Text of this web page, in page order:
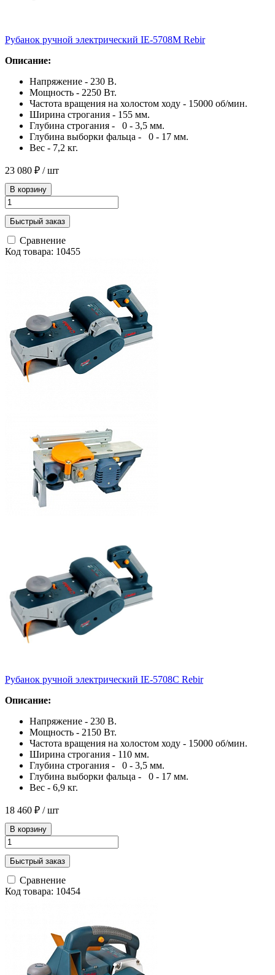
Рубанок ручной электрический IE-5708М Rebir
Описание:
Напряжение - 230 В.
Мощность - 2250 Вт.
Частота вращения на холостом ходу - 15000 об/мин.
Ширина строгания - 155 мм.
Глубина строгания - 0 - 3,5 мм.
Глубина выборки фальца - 0 - 17 мм.
Вес - 7,2 кг.
23 080 ₽ / шт
В корзину
Быстрый заказ
Сравнение
Код товара: 10455
Рубанок ручной электрический IE-5708С Rebir
Описание:
Напряжение - 230 В.
Мощность - 2150 Вт.
Частота вращения на холостом ходу - 15000 об/мин.
Ширина строгания - 110 мм.
Глубина строгания - 0 - 3,5 мм.
Глубина выборки фальца - 0 - 17 мм.
Вес - 6,9 кг.
18 460 ₽ / шт
В корзину
Быстрый заказ
Сравнение
Код товара: 10454